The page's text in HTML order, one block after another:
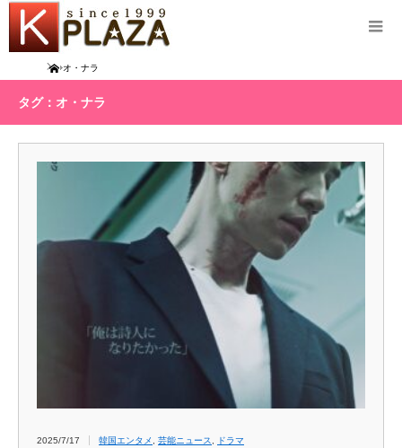
Homeオ・ナラ
タグ：オ・ナラ
2025/7/17 韓国エンタメ 芸能ニュース ドラマ